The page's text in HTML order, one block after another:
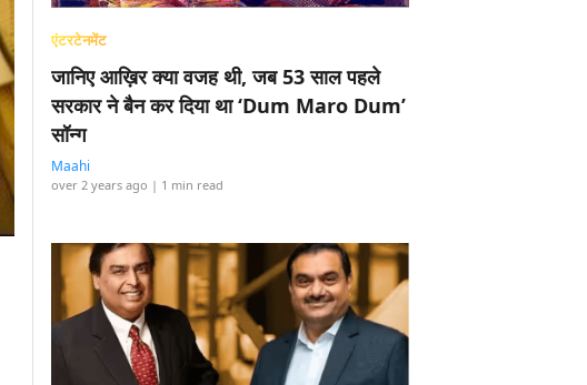
एंटरटेनमेंट
जानिए आख़िर क्या वजह थी, जब 53 साल पहले
सरकार ने बैन कर दिया था ‘Dum Maro Dum’
सॉन्ग
Maahi
over 2 years ago | 1 min read